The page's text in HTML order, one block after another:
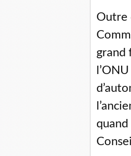
Outre
grand
quand